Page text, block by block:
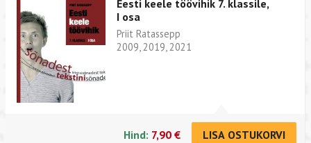
Eesti keele töövihik 7. klassile,
I osa
Priit Ratassepp
2009, 2019, 2021
Hind: 7,90 € LISA OSTUKORVI